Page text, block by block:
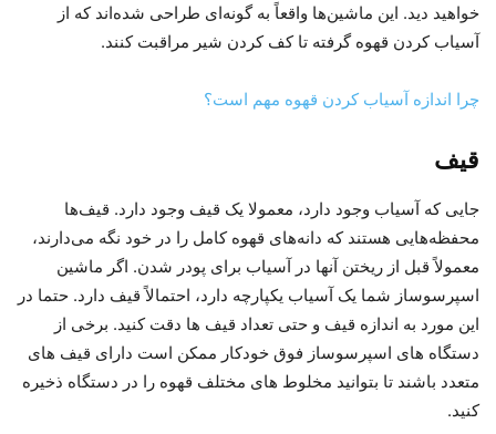
خواهید دید. این ماشین‌ها واقعاً به گونه‌ای طراحی شده‌اند که از
آسیاب کردن قهوه گرفته تا کف کردن شیر مراقبت کنند.
چرا اندازه آسیاب کردن قهوه مهم است؟
قیف
جایی که آسیاب وجود دارد، معمولا یک قیف وجود دارد. قیف‌ها
محفظه‌هایی هستند که دانه‌های قهوه کامل را در خود نگه می‌دارند،
معمولاً قبل از ریختن آنها در آسیاب برای پودر شدن. اگر ماشین
اسپرسوساز شما یک آسیاب یکپارچه دارد، احتمالاً قیف دارد. حتما در
این مورد به اندازه قیف و حتی تعداد قیف ها دقت کنید. برخی از
دستگاه های اسپرسوساز فوق خودکار ممکن است دارای قیف های
متعدد باشند تا بتوانید مخلوط های مختلف قهوه را در دستگاه ذخیره
کنید.